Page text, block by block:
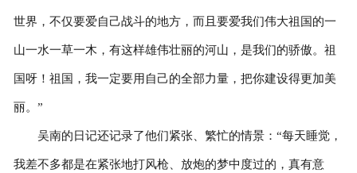
世界，不仅要爱自己战斗的地方，而且要爱我们伟大祖国的一
山一水一草一木，有这样雄伟壮丽的河山，是我们的骄傲。祖
国呀！祖国，我一定要用自己的全部力量，把你建设得更加美
丽。”
吴南的日记还记录了他们紧张、繁忙的情景：“每天睡觉，
我差不多都是在紧张地打风枪、放炮的梦中度过的，真有意